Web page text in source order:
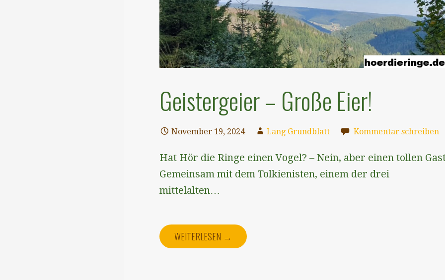
Geistergeier – Große Eier!
November 19, 2024 Lang Grundblatt Kommentar schreiben
Hat Hör die Ringe einen Vogel? – Nein, aber einen tollen
Gemeinsam mit dem Tolkienisten, einem der drei
mittelalten…
WEITERLESEN →